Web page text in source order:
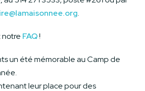
.
FAQ!
un été mémorable au Camp de
leur place pour des